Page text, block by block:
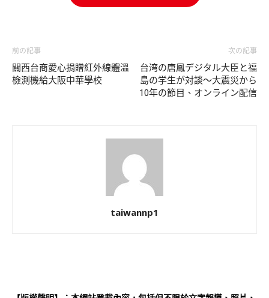
前の記事
關西台商愛心捐贈紅外線體溫
檢測機給大阪中華學校
次の記事
台湾の唐鳳デジタル大臣と福
島の学生が対談～大震災から
10年の節目、オンライン配信
taiwannp1